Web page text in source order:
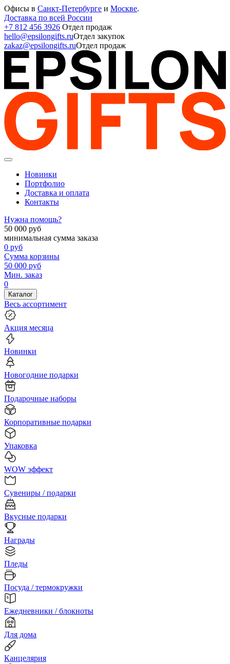
Офисы в Санкт-Петербурге и Москве.
Доставка по всей России
+7 812 456 3926 Отдел продаж
hello@epsilongifts.ruОтдел закупок
zakaz@epsilongifts.ruОтдел продаж
Новинки
Портфолио
Доставка и оплата
Контакты
Нужна помощь?
50 000 руб
минимальная сумма заказа
0 руб
Сумма корзины
50 000 руб
Мин. заказ
0
Каталог
Весь ассортимент
Акция месяца
Новинки
Новогодние подарки
Подарочные наборы
Корпоративные подарки
Упаковка
WOW эффект
Сувениры / подарки
Вкусные подарки
Награды
Пледы
Посуда / термокружки
Ежедневники / блокноты
Для дома
Канцелярия